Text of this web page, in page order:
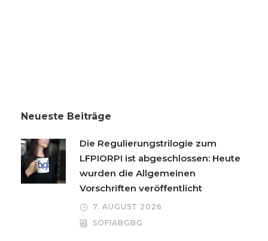
Neueste Beiträge
Die Regulierungstrilogie zum
LFPIORPI ist abgeschlossen: Heute
wurden die Allgemeinen
Vorschriften veröffentlicht
7. AUGUST 2026
SOFIABGBG